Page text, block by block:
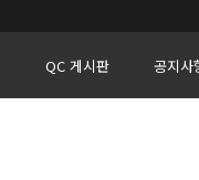
QC 게시판 공지사